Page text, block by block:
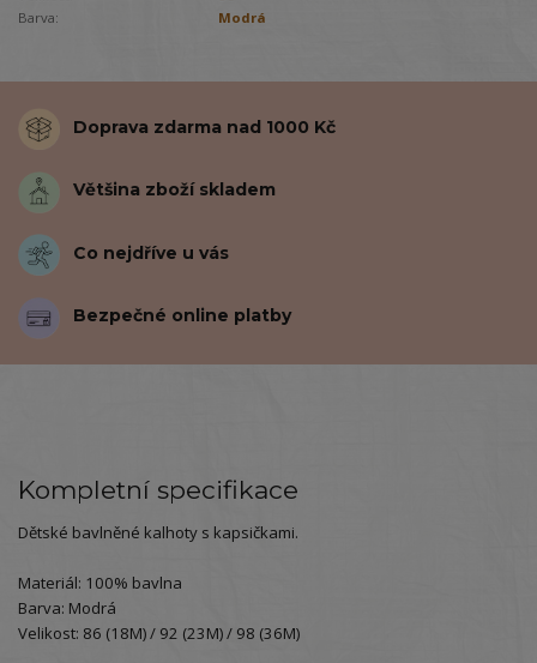
Barva:
Modrá
Doprava zdarma nad 1000 Kč
Většina zboží skladem
Co nejdříve u vás
Bezpečné online platby
Kompletní specifikace
Dětské bavlněné kalhoty s kapsičkami.
Materiál: 100% bavlna
Barva: Modrá
Velikost: 86 (18M) / 92 (23M) / 98 (36M)